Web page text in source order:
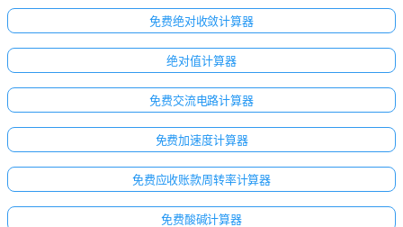
免费绝对收敛计算器
绝对值计算器
免费交流电路计算器
免费加速度计算器
免费应收账款周转率计算器
免费酸碱计算器